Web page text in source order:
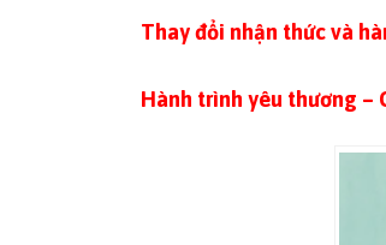
Thay đổi nhận thức và
Hành trình yêu thương –